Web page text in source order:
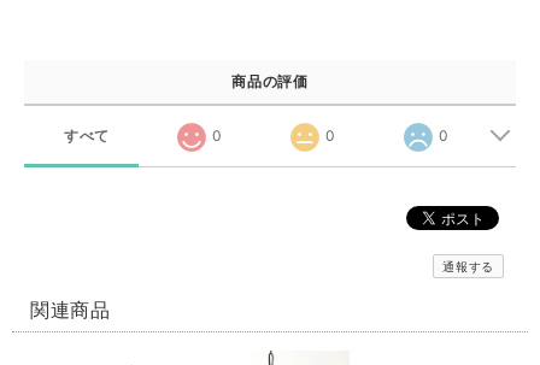
商品の評価
すべて 0 0 0
通報する
関連商品